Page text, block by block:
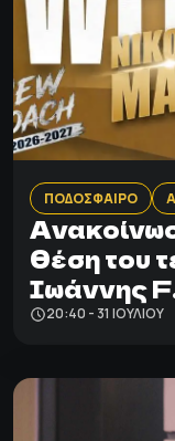
ΠΟΔΟΣΦΑΙΡΟ
θέση του
Ιωάννης
20:40 - 31 ΙΟΥΛΊΟΥ